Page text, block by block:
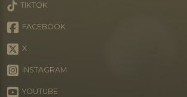
TIKTOK
FACEBOOK
X
INSTAGRAM
YOUTUBE